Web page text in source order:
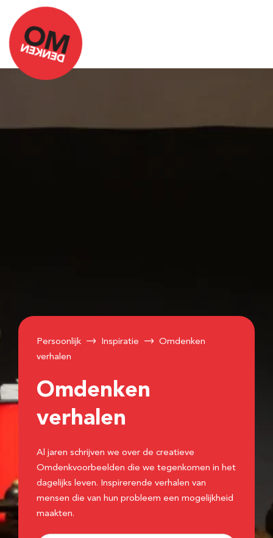
Persoonlijk Inspiratie
Omdenken
verhalen
Omdenken
verhalen
Al jaren schrijven we over de creatieve
Omdenkvoorbeelden die we tegenkomen in het
dagelijks leven. Inspirerende verhalen van
mensen die van hun probleem een mogelijkheid
maakten.